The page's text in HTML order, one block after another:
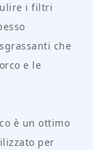
i filtri
che
e le
è un ottimo
per